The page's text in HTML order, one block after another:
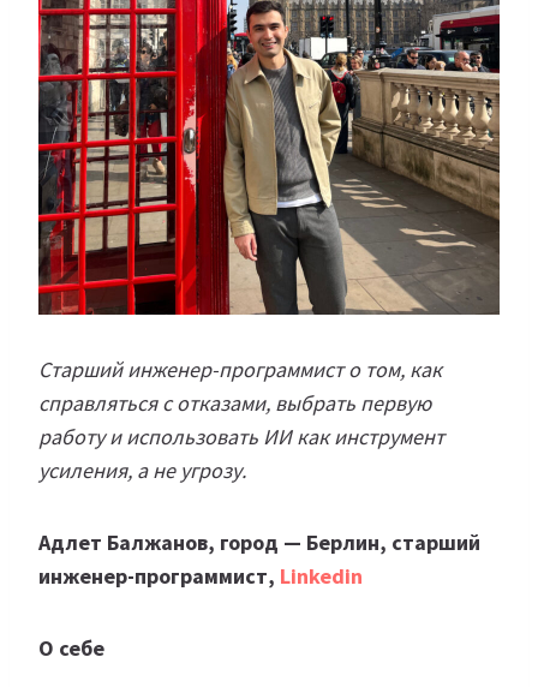
Старший инженер-программист о том, как
справляться с отказами, выбрать первую
работу и использовать ИИ как инструмент
усиления, а не угрозу.
Адлет Балжанов, город — Берлин, старший
инженер-программист, Linkedin
О себе